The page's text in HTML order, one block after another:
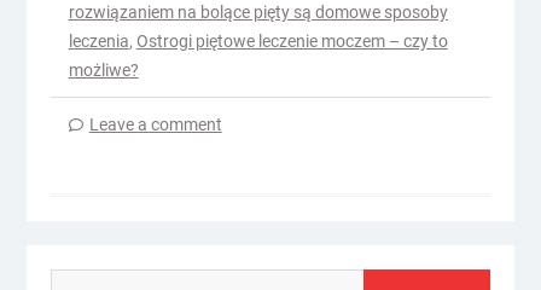
rozwiązaniem na bolące pięty są domowe sposoby
leczenia, Ostrogi piętowe leczenie moczem – czy to
możliwe?
Leave a comment